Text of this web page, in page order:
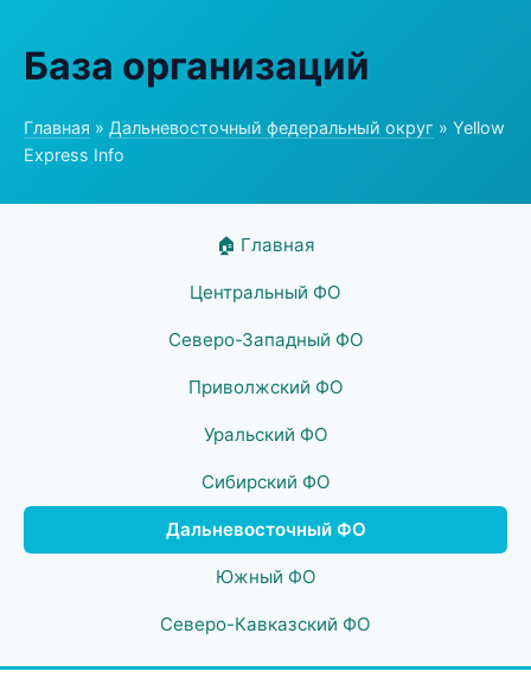
База организаций
Главная » Дальневосточный федеральный округ » Yellow
Express Info
🏠 Главная
Центральный ФО
Северо-Западный ФО
Приволжский ФО
Уральский ФО
Сибирский ФО
Дальневосточный ФО
Южный ФО
Северо-Кавказский ФО